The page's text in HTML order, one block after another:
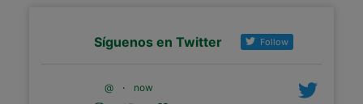
Síguenos en Twitter Follow
@ ·
now